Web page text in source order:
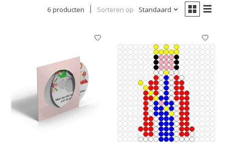
6 producten Sorteren op Standaard